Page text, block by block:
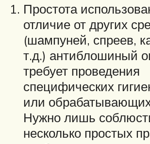
Простота
отличие от других
(шампуней, спреев,
т.д.) антиблошиный
требует проведения
специфических
или
Нужно лишь
несколько простых